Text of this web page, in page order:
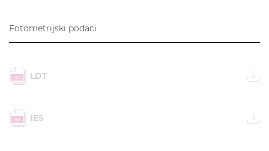
Fotometrijski podaci
LDT
IES